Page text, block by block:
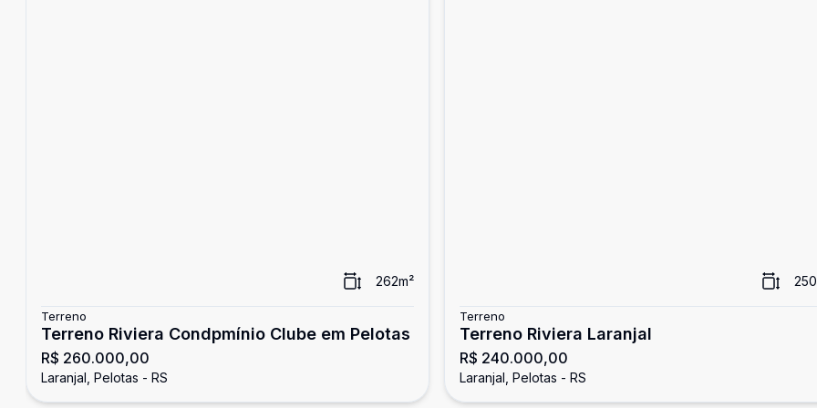
262m²
Terreno
Terreno Riviera Condpmínio Clube em Pelotas
R$ 260.000,00
Laranjal, Pelotas - RS
250
Terreno
Terreno Riviera Laranjal
R$ 240.000,00
Laranjal, Pelotas - RS